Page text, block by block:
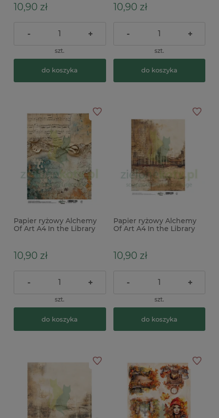
10,90 zł
- +
szt.
do koszyka
10,90 zł
- +
szt.
do koszyka
Papier ryżowy Alchemy
Of Art A4 In the Library
10,90 zł
- +
szt.
do koszyka
Papier ryżowy Alchemy
Of Art A4 In the Library
10,90 zł
- +
szt.
do koszyka